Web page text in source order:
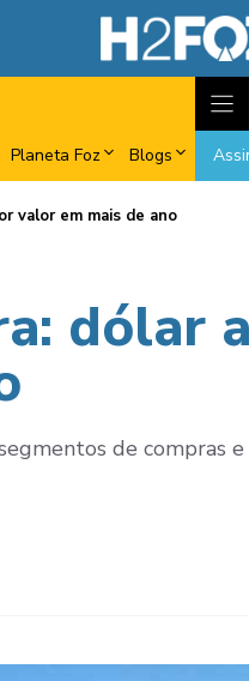
Planeta Foz Blogs
valor em mais de ano
dólar
de compras